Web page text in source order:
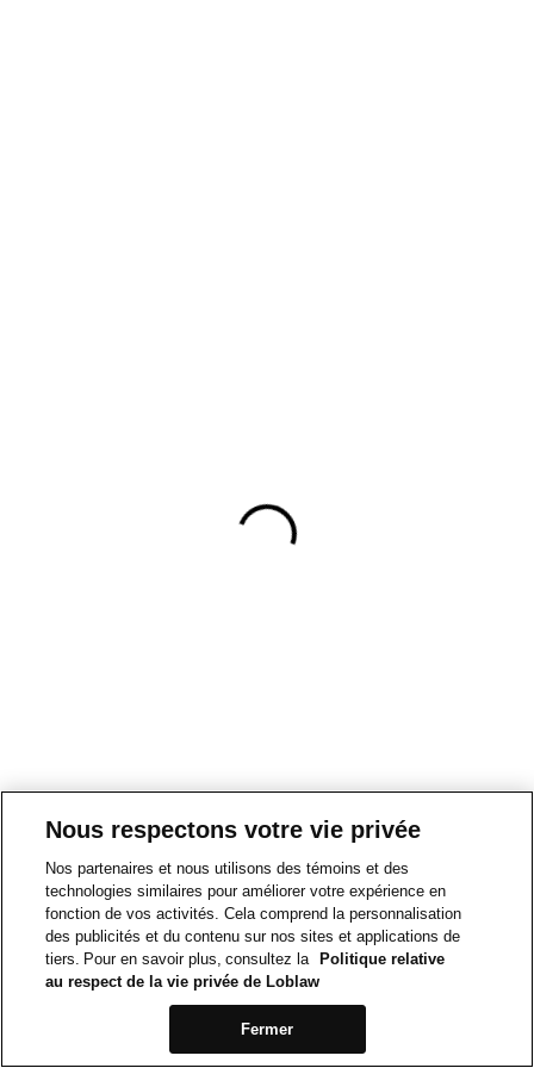
Nous respectons votre vie privée
Nos partenaires et nous utilisons des témoins et des
technologies similaires pour améliorer votre expérience en
fonction de vos activités. Cela comprend la personnalisation
des publicités et du contenu sur nos sites et applications de
tiers. Pour en savoir plus, consultez la
Politique relative
au respect de la vie privée de Loblaw
Fermer